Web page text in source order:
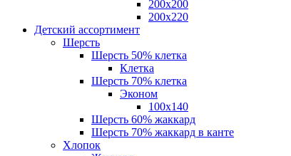
200х200
200х220
Детский ассортимент
Шерсть
Шерсть 50% клетка
Клетка
Шерсть 70% клетка
Эконом
100x140
Шерсть 60% жаккард
Шерсть 70% жаккард в канте
Хлопок